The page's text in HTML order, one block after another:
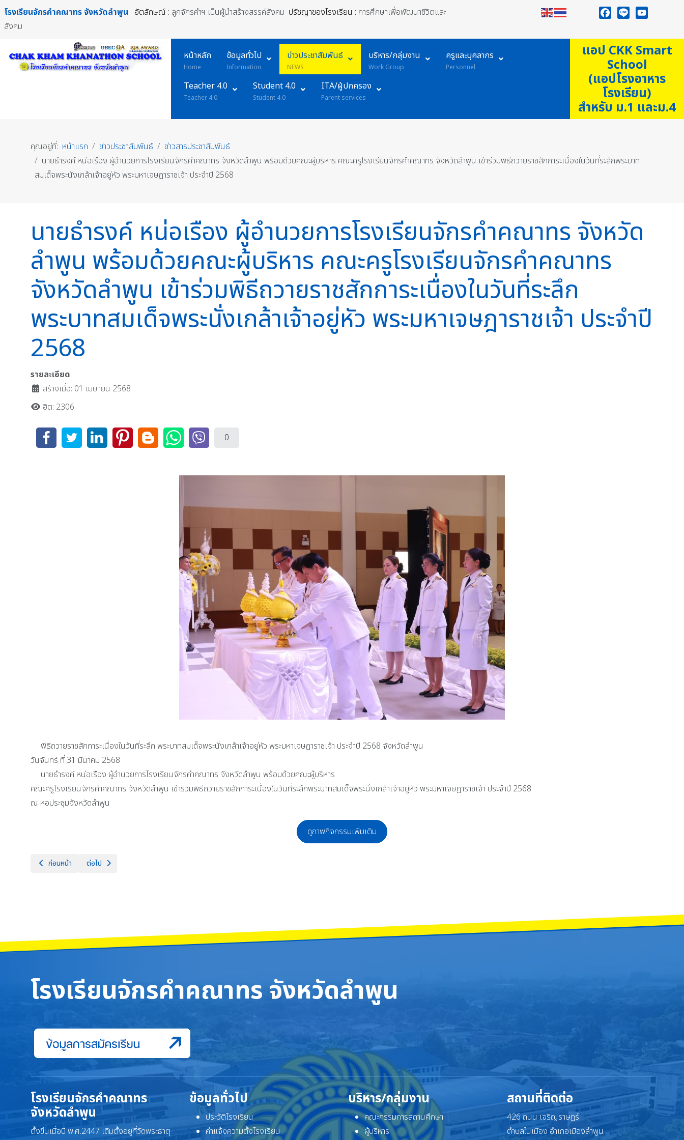
โรงเรียนจักรคำคณาทร จังหวัดลำพูน อัตลักษณ์ : ลูกจักรคำฯ เป็นผู้นำสร้างสรรค์สังคม ปรัชญาของโรงเรียน : การศึกษาเพื่อพัฒนาชีวิตและ
สังคม
หน้าหลัก
Home
ข้อมูลทั่วไป
Information
ข่าวประชาสัมพันธ์
NEWS
บริหาร/กลุ่มงาน
Work Group
ครูและบุคลากร
Personnel
Teacher 4.0
Teacher 4.0
Student 4.0
Student 4.0
ITA/ผู้ปกครอง
Parent services
แอป CKK Smart
School
(แอปโรงอาหาร
โรงเรียน)
สำหรับ ม.1 และม.4
คุณอยู่ที่: หน้าแรก ข่าวประชาสัมพันธ์
ข่าวสารประชาสัมพันธ์
นายธำรงค์ หน่อเรือง ผู้อำนวยการโรงเรียนจักรคำคณาทร จังหวัดลำพูน พร้อมด้วยคณะผู้บริหาร คณะครูโรงเรียนจักรคำคณาทร จังหวัดลำพูน เข้าร่วมพิธีถวายราชสักการะเนื่องในวันที่ระลึกพระบาท
สมเด็จพระนั่งเกล้าเจ้าอยู่หัว พระมหาเจษฎาราชเจ้า ประจำปี 2568
นายธำรงค์ หน่อเรือง ผู้อำนวยการโรงเรียนจักรคำคณาทร จังหวัด
ลำพูน พร้อมด้วยคณะผู้บริหาร คณะครูโรงเรียนจักรคำคณาทร
จังหวัดลำพูน เข้าร่วมพิธีถวายราชสักการะเนื่องในวันที่ระลึก
พระบาทสมเด็จพระนั่งเกล้าเจ้าอยู่หัว พระมหาเจษฎาราชเจ้า ประจำปี
2568
รายละเอียด
สร้างเมื่อ: 01 เมษายน 2568
ฮิต: 2306
0
พิธีถวายราชสักการะเนื่องในวันที่ระลึก พระบาทสมเด็จพระนั่งเกล้าเจ้าอยู่หัว พระมหาเจษฎาราชเจ้า ประจำปี 2568 จังหวัดลำพูน
วันจันทร์ ที่ 31 มีนาคม 2568
นายธำรงค์ หน่อเรือง ผู้อำนวยการโรงเรียนจักรคำคณาทร จังหวัดลำพูน พร้อมด้วยคณะผู้บริหาร
คณะครูโรงเรียนจักรคำคณาทร จังหวัดลำพูน เข้าร่วมพิธีถวายราชสักการะเนื่องในวันที่ระลึกพระบาทสมเด็จพระนั่งเกล้าเจ้าอยู่หัว พระมหาเจษฎาราชเจ้า ประจำปี 2568
ณ หอประชุมจังหวัดลำพูน
ดูภาพกิจกรรมเพิ่มเติม
เนื้อหาก่อนหน้า: โรงเรียนจักรคำคณาทร จังหวัดลำพูน ขอมอบโล่เกียรติยศรางวัลเพชรจักรคำ เพื่อแสดงว่าเป็นนักเรียนที่มีผลการเรียนยอดเยี่ยม 4.00 ในระดับชั้นมัธยมศึกษาตอนต้น ระหว่างปีการศึกษา 2565 - 2567
ก่อนหน้า เนื้อหาถัดไป: วันจันทร์ที่ 31 มีนาคม 2568 นายธำรงค์ หน่อเรือง ผู้อำนวยการโรงเรียนจักรคำคณาทร จังหวัดลำพูน ให้เกียรติมาเป็นประธานในพิธีเปิดการอบรมเชิงปฏิบัติการโปรแกรมการอนุมัติงบประมาณและแผนงาน
ต่อไป
โรงเรียนจักรคำคณาทร จังหวัดลำพูน
โรงเรียนจักรคำคณาทร
จังหวัดลำพูน
ตั้งขึ้นเมื่อปี พ.ศ.2447 เดิมตั้งอยู่ที่วัดพระธาตุ
ข้อมูลทั่วไป
ประวัติโรงเรียน
คำแจ้งความตั้งโรงเรียน
บริหาร/กลุ่มงาน
คณะกรรมการสถานศึกษา
ผู้บริหาร
สถานที่ติดต่อ
426 ถนน เจริญราษฎร์
ตำบลในเมือง อำเภอเมืองลำพูน